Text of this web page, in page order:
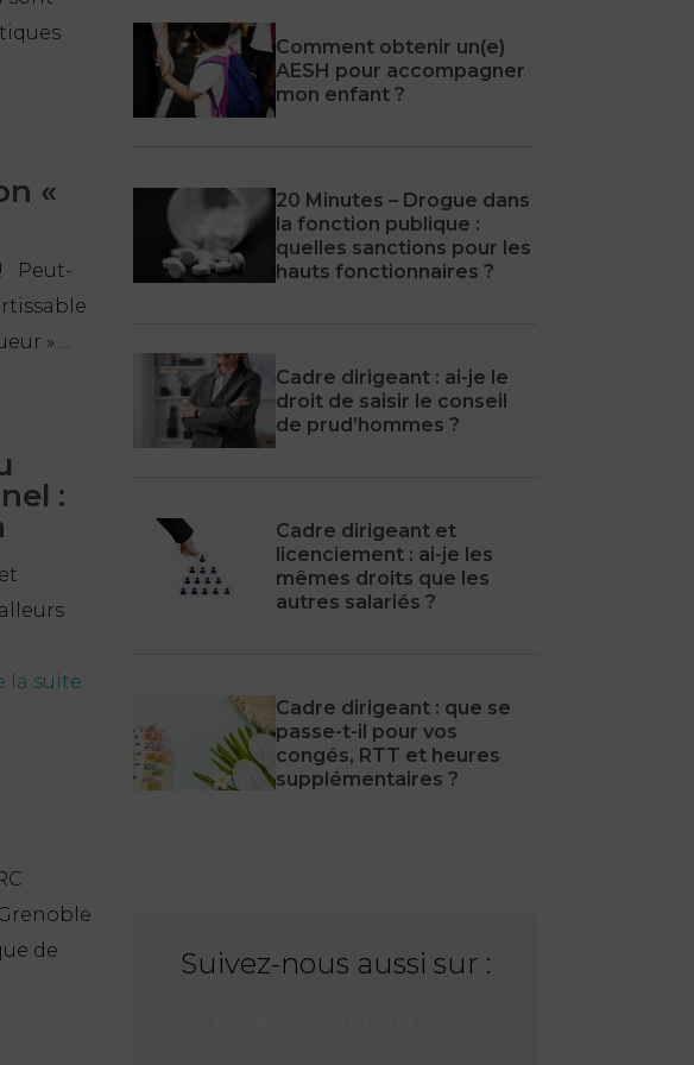
«
! Peut-
» ...
:
la suite
de
Comment obtenir un(e)
AESH pour accompagner
mon enfant ?
20 Minutes – Drogue dans
la fonction publique :
quelles sanctions pour les
hauts fonctionnaires ?
Cadre dirigeant : ai-je le
droit de saisir le conseil
de prud’hommes ?
Cadre dirigeant et
licenciement : ai-je les
mêmes droits que les
autres salariés ?
Cadre dirigeant : que se
passe-t-il pour vos
congés, RTT et heures
supplémentaires ?
Suivez-nous aussi sur :